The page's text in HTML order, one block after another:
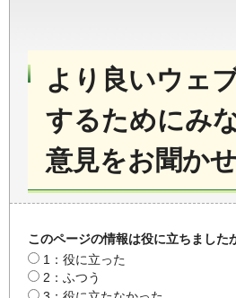
より良いウェ
するためにみ
意見をお聞か
このページの情報は役に立ちました
1：役に立った
2：ふつう